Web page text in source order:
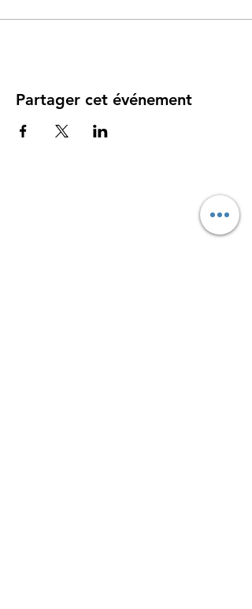
Partager cet événement